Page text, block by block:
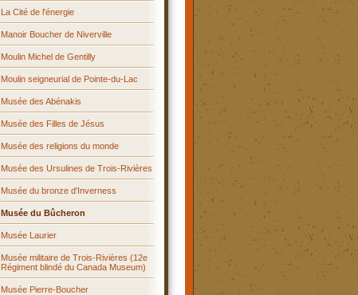
La Cité de l'énergie
Manoir Boucher de Niverville
Moulin Michel de Gentilly
Moulin seigneurial de Pointe-du-Lac
Musée des Abénakis
Musée des Filles de Jésus
Musée des religions du monde
Musée des Ursulines de Trois-Rivières
Musée du bronze d'Inverness
Musée du Bûcheron
Musée Laurier
Musée militaire de Trois-Rivières (12e
Régiment blindé du Canada Museum)
Musée Pierre-Boucher